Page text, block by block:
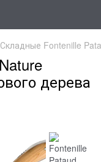
Складные Fontenille
дерева